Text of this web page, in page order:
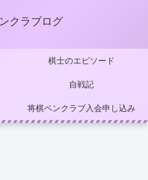
クラブログ
棋士のエピソード
自戦記
将棋ペンクラブ入会申し込み